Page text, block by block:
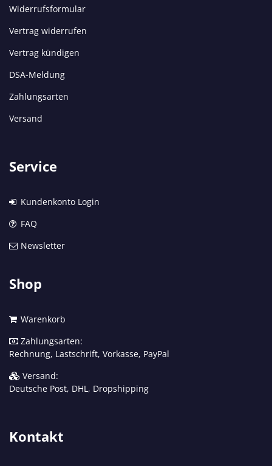
Widerrufsformular
Vertrag widerrufen
Vertrag kündigen
DSA-Meldung
Zahlungsarten
Versand
Service
Kundenkonto Login
FAQ
Newsletter
Shop
Warenkorb
Zahlungsarten:
Rechnung, Lastschrift, Vorkasse, PayPal
Versand:
Deutsche Post, DHL, Dropshipping
Kontakt